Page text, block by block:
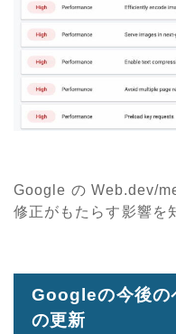
Google の Web.dev/
修正がもたらす影響を
Googleの今後の
の更新